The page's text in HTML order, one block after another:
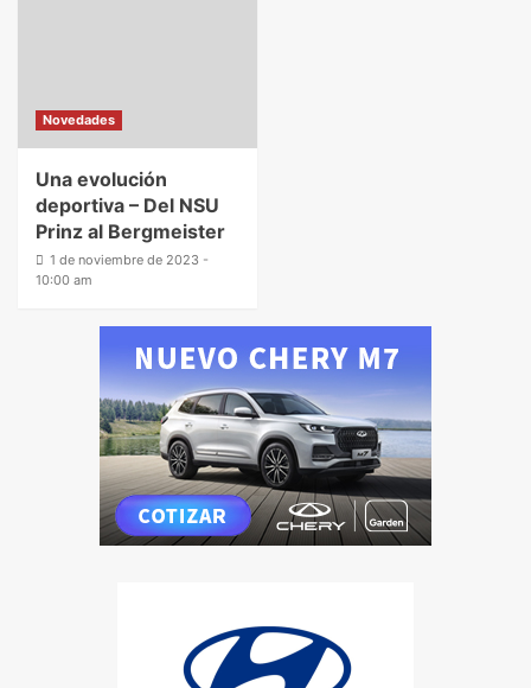
Novedades
Una evolución
deportiva – Del NSU
Prinz al Bergmeister
1 de noviembre de 2023 -
10:00 am